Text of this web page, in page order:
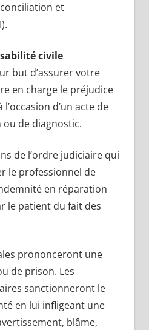
et
civile
but d’assurer votre
en charge le préjudice
d’un acte de
de diagnostic.
de l’ordre judiciaire qui
le professionnel de
en réparation
le patient du fait des
prononceront une
de prison. Les
sanctionneront le
en lui infligeant une
blâme,